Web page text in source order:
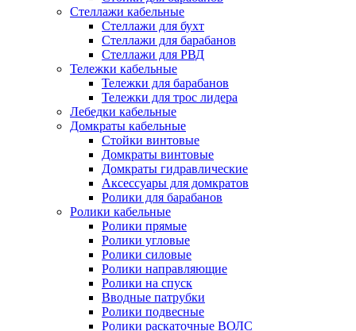
Стеллажи кабельные
Стеллажи для бухт
Стеллажи для барабанов
Стеллажи для РВД
Тележки кабельные
Тележки для барабанов
Тележки для трос лидера
Лебедки кабельные
Домкраты кабельные
Стойки винтовые
Домкраты винтовые
Домкраты гидравлические
Аксессуары для домкратов
Ролики для барабанов
Ролики кабельные
Ролики прямые
Ролики угловые
Ролики силовые
Ролики направляющие
Ролики на спуск
Вводные патрубки
Ролики подвесные
Ролики раскаточные ВОЛС